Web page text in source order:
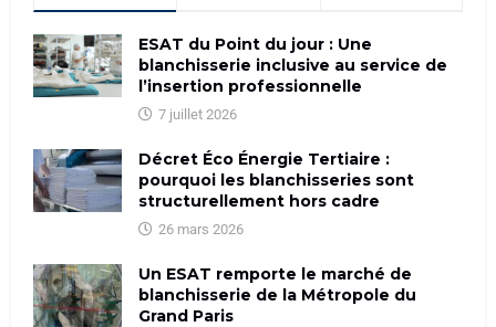
ESAT du Point du jour : Une
blanchisserie inclusive au service de
l’insertion professionnelle
7 juillet 2026
Décret Éco Énergie Tertiaire :
pourquoi les blanchisseries sont
structurellement hors cadre
26 mars 2026
Un ESAT remporte le marché de
blanchisserie de la Métropole du
Grand Paris